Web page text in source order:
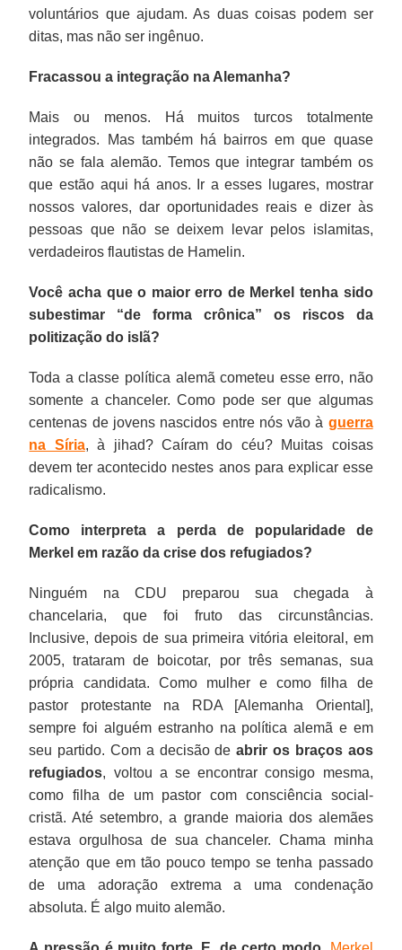
voluntários que ajudam. As duas coisas podem ser
ditas, mas não ser ingênuo.
Fracassou a integração na Alemanha?
Mais ou menos. Há muitos turcos totalmente
integrados. Mas também há bairros em que quase
não se fala alemão. Temos que integrar também os
que estão aqui há anos. Ir a esses lugares, mostrar
nossos valores, dar oportunidades reais e dizer às
pessoas que não se deixem levar pelos islamitas,
verdadeiros flautistas de Hamelin.
Você acha que o maior erro de Merkel tenha sido
subestimar “de forma crônica” os riscos da
politização do islã?
Toda a classe política alemã cometeu esse erro, não
somente a chanceler. Como pode ser que algumas
centenas de jovens nascidos entre nós vão à guerra
na Síria, à jihad? Caíram do céu? Muitas coisas
devem ter acontecido nestes anos para explicar esse
radicalismo.
Como interpreta a perda de popularidade de
Merkel em razão da crise dos refugiados?
Ninguém na CDU preparou sua chegada à
chancelaria, que foi fruto das circunstâncias.
Inclusive, depois de sua primeira vitória eleitoral, em
2005, trataram de boicotar, por três semanas, sua
própria candidata. Como mulher e como filha de
pastor protestante na RDA [Alemanha Oriental],
sempre foi alguém estranho na política alemã e em
seu partido. Com a decisão deabrir os braços aos
refugiados, voltou a se encontrar consigo mesma,
como filha de um pastor com consciência social-
cristã. Até setembro, a grande maioria dos alemães
estava orgulhosa de sua chanceler. Chama minha
atenção que em tão pouco tempo se tenha passado
de uma adoração extrema a uma condenação
absoluta. É algo muito alemão.